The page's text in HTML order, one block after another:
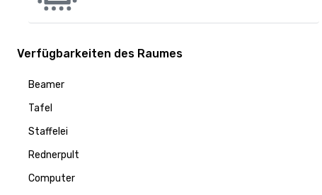
Verfügbarkeiten des Raumes
Beamer
Tafel
Staffelei
Rednerpult
Computer